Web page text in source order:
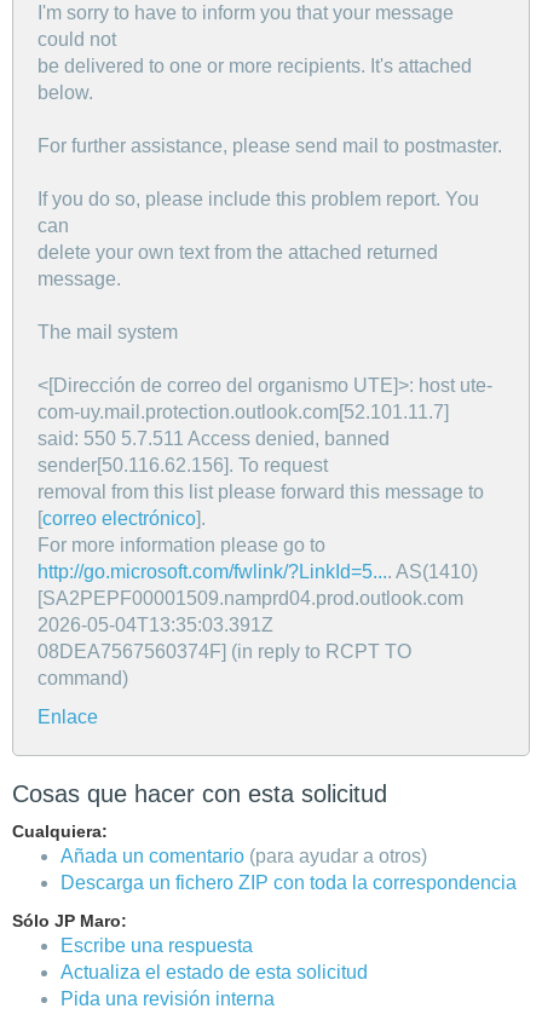
I'm sorry to have to inform you that your message
could not
be delivered to one or more recipients. It's attached
below.
For further assistance, please send mail to postmaster.
If you do so, please include this problem report. You
can
delete your own text from the attached returned
message.
The mail system
<[Dirección de correo del organismo UTE]>: host ute-
com-uy.mail.protection.outlook.com[52.101.11.7]
said: 550 5.7.511 Access denied, banned
sender[50.116.62.156]. To request
removal from this list please forward this message to
[correo electrónico].
For more information please go to
http://go.microsoft.com/fwlink/?LinkId=5.... AS(1410)
[SA2PEPF00001509.namprd04.prod.outlook.com
2026-05-04T13:35:03.391Z
08DEA7567560374F] (in reply to RCPT TO
command)
Enlace
Cosas que hacer con esta solicitud
Cualquiera:
Añada un comentario (para ayudar a otros)
Descarga un fichero ZIP con toda la correspondencia
Sólo JP Maro:
Escribe una respuesta
Actualiza el estado de esta solicitud
Pida una revisión interna